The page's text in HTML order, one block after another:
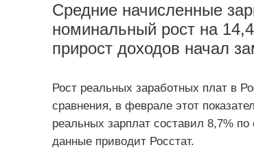
Средние начисленные
номинальный рост на
прирост доходов начал
Рост реальных заработных плат в
сравнения, в феврале этот
реальных зарплат составил 8,7%
данные приводит Росстат.